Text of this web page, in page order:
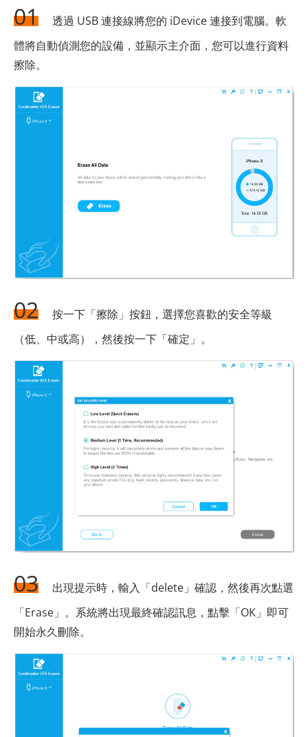
01
透過 USB 連接線將您的 iDevice 連接到電腦。軟
體將自動偵測您的設備，並顯示主介面，您可以進行資料
擦除。
02
按一下「擦除」按鈕，選擇您喜歡的安全等級
（低、中或高），然後按一下「確定」。
03
出現提示時，輸入「delete」確認，然後再次點選
「Erase」。系統將出現最終確認訊息，點擊「OK」即可
開始永久刪除。